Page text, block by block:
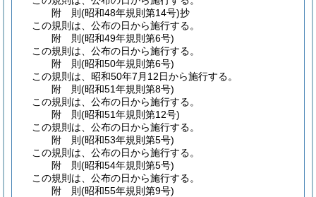
附 則(昭和48年規則第14号)抄
この規則は、公布の日から施行する。
附 則(昭和49年規則第6号)
この規則は、公布の日から施行する。
附 則(昭和50年規則第6号)
この規則は、昭和50年7月12日から施行する。
附 則(昭和51年規則第8号)
この規則は、公布の日から施行する。
附 則(昭和51年規則第12号)
この規則は、公布の日から施行する。
附 則(昭和53年規則第5号)
この規則は、公布の日から施行する。
附 則(昭和54年規則第5号)
この規則は、公布の日から施行する。
附 則(昭和55年規則第9号)